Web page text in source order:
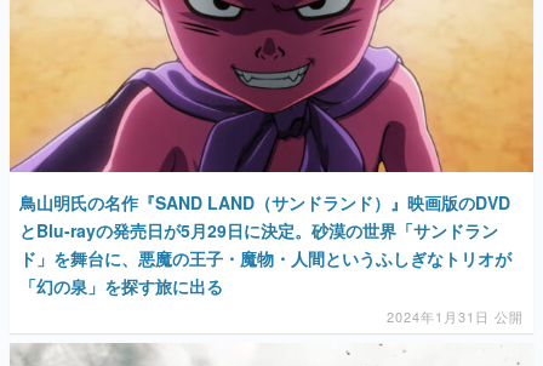
鳥山明氏の名作『SAND LAND（サンドランド）』映画版のDVD
とBlu-rayの発売日が5月29日に決定。砂漠の世界「サンドラン
ド」を舞台に、悪魔の王子・魔物・人間というふしぎなトリオが
「幻の泉」を探す旅に出る
2024年1月31日 公開